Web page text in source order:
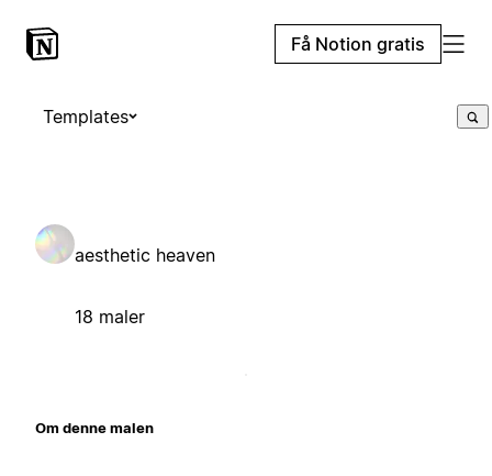
Få Notion gratis
Templates
aesthetic heaven
18 maler
Om denne malen